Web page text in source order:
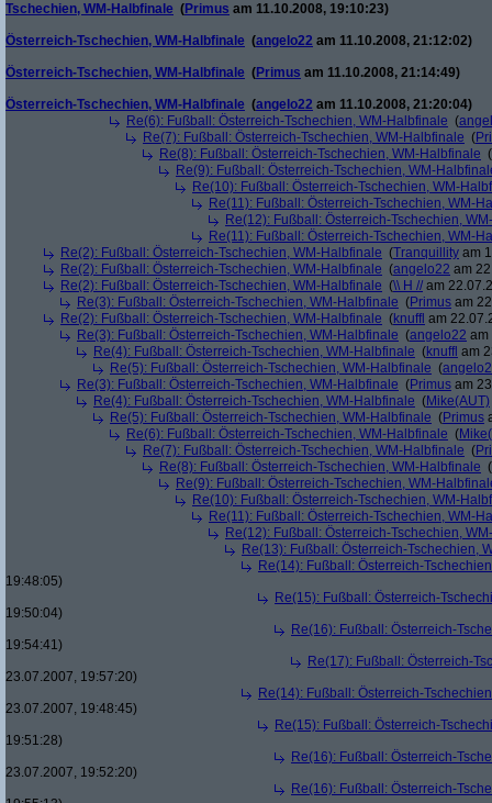
Tschechien, WM-Halbfinale (Primus am 11.10.2008, 19:10:23)
Österreich-Tschechien, WM-Halbfinale (angelo22 am 11.10.2008, 21:12:02)
Österreich-Tschechien, WM-Halbfinale (Primus am 11.10.2008, 21:14:49)
Österreich-Tschechien, WM-Halbfinale (angelo22 am 11.10.2008, 21:20:04)
Re(6): Fußball: Österreich-Tschechien, WM-Halbfinale (
Re(7): Fußball: Österreich-Tschechien, WM-Halbfinale (
Re(8): Fußball: Österreich-Tschechien, WM-Halbfinale (
Re(9): Fußball: Österreich-Tschechien, WM-
Re(10): Fußball: Österreich-Tschechien, WM-
Re(11): Fußball: Österreich-Tschechien, WM-
Re(12): Fußball: Österreich-Tschechien,
Re(11): Fußball: Österreich-Tschechien, WM-
Re(2): Fußball: Österreich-Tschechien, WM-Halbfinale (Tranquillity am
Re(2): Fußball: Österreich-Tschechien, WM-Halbfinale (angelo22 am
Re(2): Fußball: Österreich-Tschechien, WM-Halbfinale (\\ H // am
Re(3): Fußball: Österreich-Tschechien, WM-Halbfinale (Primus am
Re(2): Fußball: Österreich-Tschechien, WM-Halbfinale (knuffl am
Re(3): Fußball: Österreich-Tschechien, WM-Halbfinale (angelo22 am
Re(4): Fußball: Österreich-Tschechien, WM-Halbfinale (knuffl am
Re(5): Fußball: Österreich-Tschechien, WM-Halbfinale (
Re(3): Fußball: Österreich-Tschechien, WM-Halbfinale (Primus am
Re(4): Fußball: Österreich-Tschechien, WM-Halbfinale (Mike(AUT)
Re(5): Fußball: Österreich-Tschechien, WM-Halbfinale (Primus
Re(6): Fußball: Österreich-Tschechien, WM-Halbfinale (
Re(7): Fußball: Österreich-Tschechien, WM-Halbfinale (
Re(8): Fußball: Österreich-Tschechien, WM-Halbfinale (
Re(9): Fußball: Österreich-Tschechien, WM-
Re(10): Fußball: Österreich-Tschechien, WM-
Re(11): Fußball: Österreich-Tschechien, WM-
Re(12): Fußball: Österreich-Tschechien,
Re(13): Fußball: Österreich-Tschechien,
Re(14): Fußball: Österreich-
19:48:05)
Re(15): Fußball: Österreich-
19:50:04)
Re(16): Fußball: Österreich-
19:54:41)
Re(17): Fußball: Österreich-
23.07.2007, 19:57:20)
Re(14): Fußball: Österreich-
23.07.2007, 19:48:45)
Re(15): Fußball: Österreich-
19:51:28)
Re(16): Fußball: Österreich-
23.07.2007, 19:52:20)
Re(16): Fußball: Österreich-